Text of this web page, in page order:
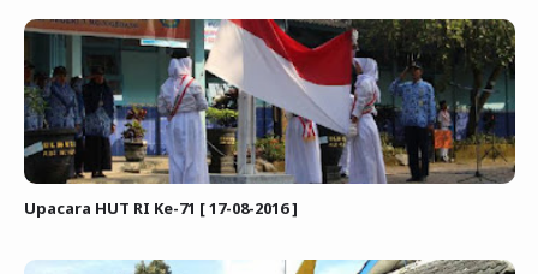
Upacara HUT RI Ke-71 [ 17-08-2016 ]